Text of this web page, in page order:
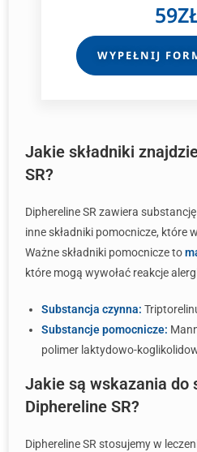
WYPEŁNIJ
Jakie składniki
SR?
Diphereline SR zawiera
inne składniki pomocnicze, które
Ważne składniki pomocnicze to
które mogą wywołać reakcje
Substancja czynna:
Substancje pomocnicze:
polimer laktydowo-
Jakie są wskazania do
Diphereline SR?
Diphereline SR stosujemy w